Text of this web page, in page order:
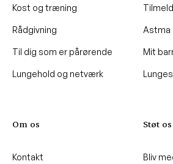
Kost og træning
Rådgivning
Til dig som er pårørende
Lungehold og netværk
Astma
Mit
Om os
Kontakt
Støt os
Bliv